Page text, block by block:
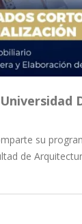
su
de